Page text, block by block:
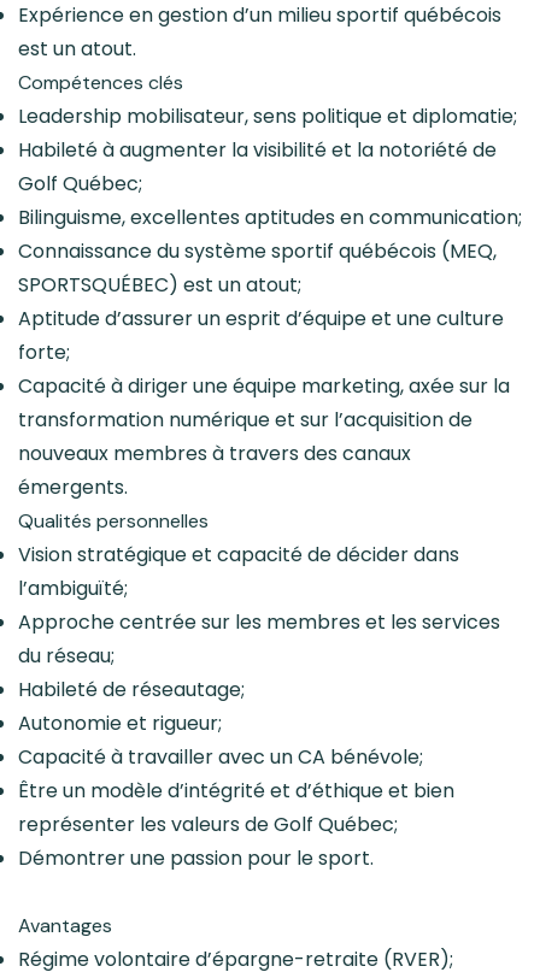
Expérience en gestion d’un milieu sportif québécois
est un atout.
Compétences clés
Leadership mobilisateur, sens politique et diplomatie;
Habileté à augmenter la visibilité et la notoriété de
Golf Québec;
Bilinguisme, excellentes aptitudes en communication;
Connaissance du système sportif québécois (MEQ,
SPORTSQUÉBEC) est un atout;
Aptitude d’assurer un esprit d’équipe et une culture
forte;
Capacité à diriger une équipe marketing, axée sur la
transformation numérique et sur l’acquisition de
nouveaux membres à travers des canaux
émergents.
Qualités personnelles
Vision stratégique et capacité de décider dans
l’ambiguïté;
Approche centrée sur les membres et les services
du réseau;
Habileté de réseautage;
Autonomie et rigueur;
Capacité à travailler avec un CA bénévole;
Être un modèle d’intégrité et d’éthique et bien
représenter les valeurs de Golf Québec;
Démontrer une passion pour le sport.
Avantages
Régime volontaire d’épargne-retraite (RVER);